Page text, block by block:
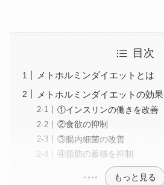
目次
メトホルミンダイエットとは
メトホルミンダイエットの効果
①インスリンの働きを改善
②食欲の抑制
③腸内細菌の改善
④脂肪の蓄積を抑制
もっと見る